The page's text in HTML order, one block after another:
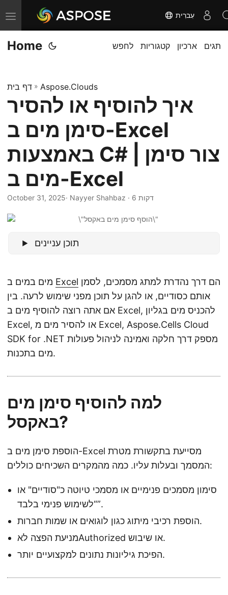
T
o
g
e
n
g
a
t
i
o
עִברִית
Home לחפש קטגוריות ארכיון תגים
דף בית » Aspose.Clouds
איך להוסיף או להסיר
סימן מים ב-Excel
באמצעות C# | צור סימן
מים ב-Excel
October 31, 2025 · Nayyer Shahbaz · 6 דקות
תוכן עניינים
Excel
אותם כסודיים, או להגן על תוכן מפני שימוש לרעה. בין
אם אתה רוצה להוסיף מים ב Excel, להכניס מים בגליון
Excel, או להסיר מים מ Excel, Aspose.Cells Cloud
SDK for .NET מספק דרך חלקה ואמינה לניהול פעולות
מים בתכנות.
למה להוסיף סימן מים
באקסל?
הוספת סימן מים ב-Excel מסייעת בתקשורת מטרת
המסמך ובעלות עליו. כמה מהמקרים השכיחים כוללים:
סימון מסמכים פנימיים או מסמכי טיוטה כ"סודיים" או
“לשימוש פנימי בלבד”.
הוספת רכיבי מיתוג כגון לוגואים או שמות חברות.
מניעת הפצה לאAuthorized או שיבוש.
הפיכת גיליונות נתונים למקצועיים יותר.